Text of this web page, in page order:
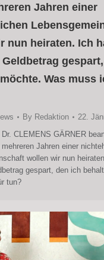
Jahren einer
nun heiraten. Ich
Was muss
By Redaktion
22.
CLEMENS GÄRNER
mehreren Jahren einer
wollen wir nun
gespart, den ich
tun?